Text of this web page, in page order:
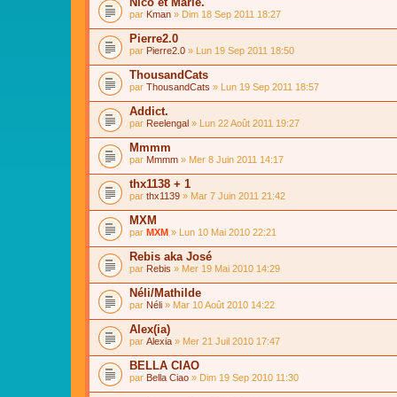
par Kman » Dim 18 Sep 2011 18:27
Pierre2.0
par Pierre2.0 » Lun 19 Sep 2011 18:50
ThousandCats
par ThousandCats » Lun 19 Sep 2011 18:57
Addict.
par Reelengal » Lun 22 Août 2011 19:27
Mmmm
par Mmmm » Mer 8 Juin 2011 14:17
thx1138 + 1
par thx1139 » Mar 7 Juin 2011 21:42
MXM
par MXM » Lun 10 Mai 2010 22:21
Rebis aka José
par Rebis » Mer 19 Mai 2010 14:29
Néli/Mathilde
par Néli » Mar 10 Août 2010 14:22
Alex(ia)
par Alexia » Mer 21 Juil 2010 17:47
BELLA CIAO
par Bella Ciao » Dim 19 Sep 2010 11:30